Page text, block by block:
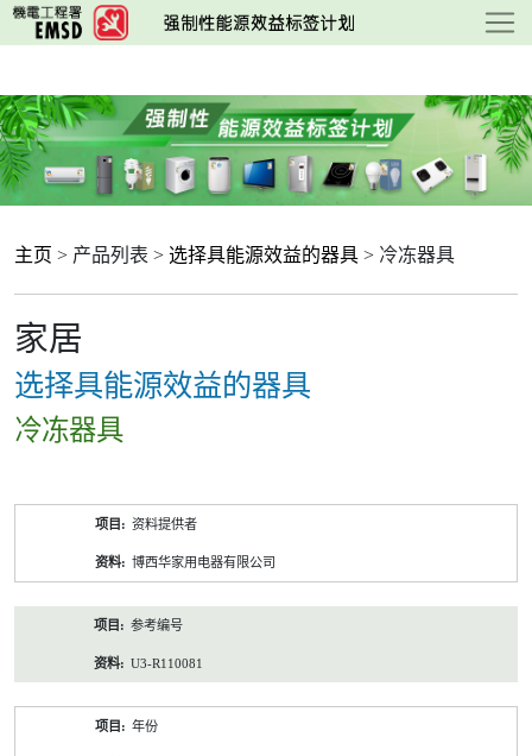
跳
至
要
内
容
主页 > 产品列表 > 选择具能源效益的器具 > 冷冻器具
家居
选择具能源效益的器具
冷冻器具
资料提供者
博西华家用电器有限公司
参考编号
U3-R110081
年份